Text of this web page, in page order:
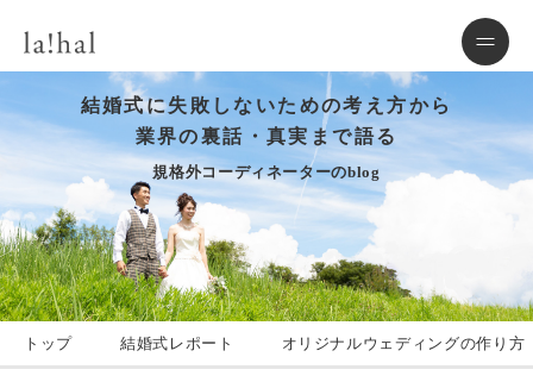
結婚式に失敗しないための考え方から
業界の裏話・真実まで語る
規格外コーディネーターのblog
トップ 結婚式レポート オリジナルウェディングの作り方